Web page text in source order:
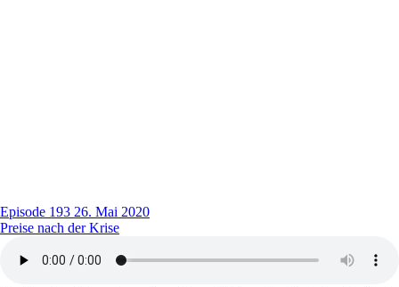
Episode 193 26. Mai 2020
Preise nach der Krise